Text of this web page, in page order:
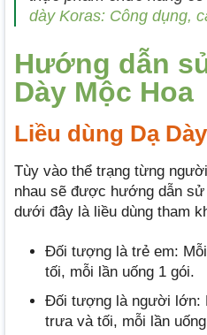
dày Koras: Công dụng,
Hướng dẫn
Dày Mộc Hoa
Liều dùng Dạ
Tùy vào thể trạng từng
nhau sẽ được hướng dẫn
dưới đây là liều dùng tham
Đối tượng là trẻ em:
tối, mỗi lần uống 1 gói.
Đối tượng là người lớn:
trưa và tối, mỗi lần